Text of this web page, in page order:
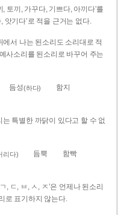
토끼, 가꾸다, 기쁘다, 아끼다’를
앗기다’로 적을 근거는 없다.
에서 나는 된소리도 소리대로 적
사소리를 된소리로 바꾸어 주는
듬성(하다)
함지
는 특별한 까닭이 있다고 할 수 없
리다) 듬뿍
함빡
, ㄷ, ㅂ, ㅅ, ㅈ’은 언제나 된소리
로 표기하지 않는다.